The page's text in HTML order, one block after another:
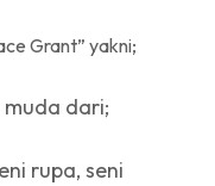
Grant” yakni;
dari;
rupa, seni